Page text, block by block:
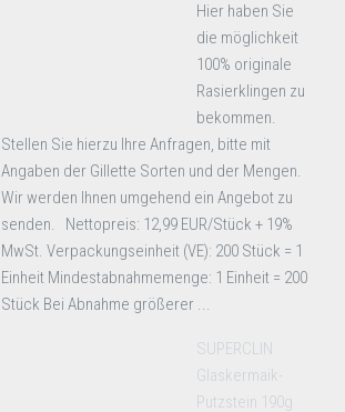
Hier haben Sie
die möglichkeit
100% originale
Rasierklingen zu
bekommen.
Stellen Sie hierzu Ihre Anfragen, bitte mit
Angaben der Gillette Sorten und der Mengen.
Wir werden Ihnen umgehend ein Angebot zu
senden. Nettopreis: 12,99 EUR/Stück + 19%
MwSt. Verpackungseinheit (VE): 200 Stück = 1
Einheit Mindestabnahmemenge: 1 Einheit = 200
Stück Bei Abnahme größerer ...
SUPERCLIN
Glaskermaik-
Putzstein 190g